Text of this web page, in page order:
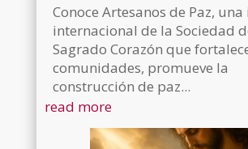
Conoce Artesanos de Paz,
internacional de la Sociedad
Sagrado Corazón que
comunidades, promueve la
construcción de paz...
read more